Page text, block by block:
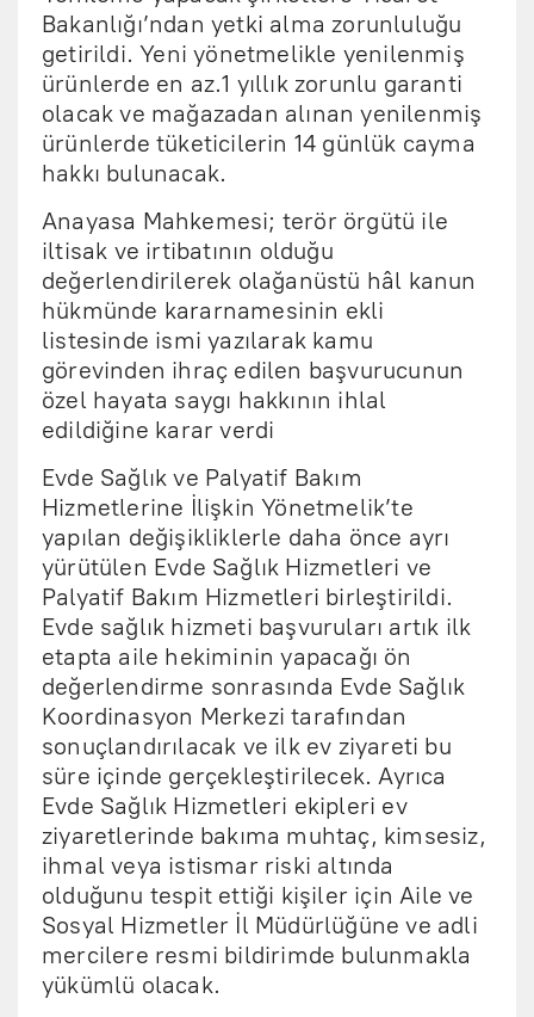
Bakanlığı’ndan yetki alma zorunluluğu
getirildi. Yeni yönetmelikle yenilenmiş
ürünlerde en az.1 yıllık zorunlu garanti
olacak ve mağazadan alınan yenilenmiş
ürünlerde tüketicilerin 14 günlük cayma
hakkı bulunacak.
Anayasa Mahkemesi; terör örgütü ile
iltisak ve irtibatının olduğu
değerlendirilerek olağanüstü hâl kanun
hükmünde kararnamesinin ekli
listesinde ismi yazılarak kamu
görevinden ihraç edilen başvurucunun
özel hayata saygı hakkının ihlal
edildiğine karar verdi
Evde Sağlık ve Palyatif Bakım
Hizmetlerine İlişkin Yönetmelik’te
yapılan değişikliklerle daha önce ayrı
yürütülen Evde Sağlık Hizmetleri ve
Palyatif Bakım Hizmetleri birleştirildi.
Evde sağlık hizmeti başvuruları artık ilk
etapta aile hekiminin yapacağı ön
değerlendirme sonrasında Evde Sağlık
Koordinasyon Merkezi tarafından
sonuçlandırılacak ve ilk ev ziyareti bu
süre içinde gerçekleştirilecek. Ayrıca
Evde Sağlık Hizmetleri ekipleri ev
ziyaretlerinde bakıma muhtaç, kimsesiz,
ihmal veya istismar riski altında
olduğunu tespit ettiği kişiler için Aile ve
Sosyal Hizmetler İl Müdürlüğüne ve adli
mercilere resmi bildirimde bulunmakla
yükümlü olacak.